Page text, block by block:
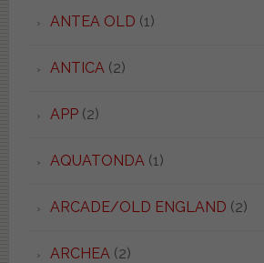
ANTEA OLD (1)
ANTICA (2)
APP(2)
AQUATONDA (1)
ARCADE/OLD ENGLAND (2)
ARCHEA (2)